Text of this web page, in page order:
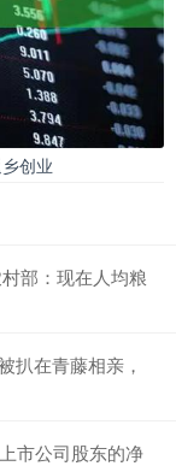
创业
部：现在人均粮
扒在青藤相亲，
市公司股东的净